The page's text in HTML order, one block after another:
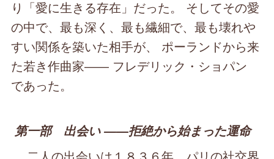
り「愛に生きる存在」だった。 そしてその愛
の中で、最も深く、最も繊細で、最も壊れや
すい関係を築いた相手が、 ポーランドから来
た若き作曲家―― フレデリック・ショパン
であった。
第一部 出会い ――拒絶から始まった運命